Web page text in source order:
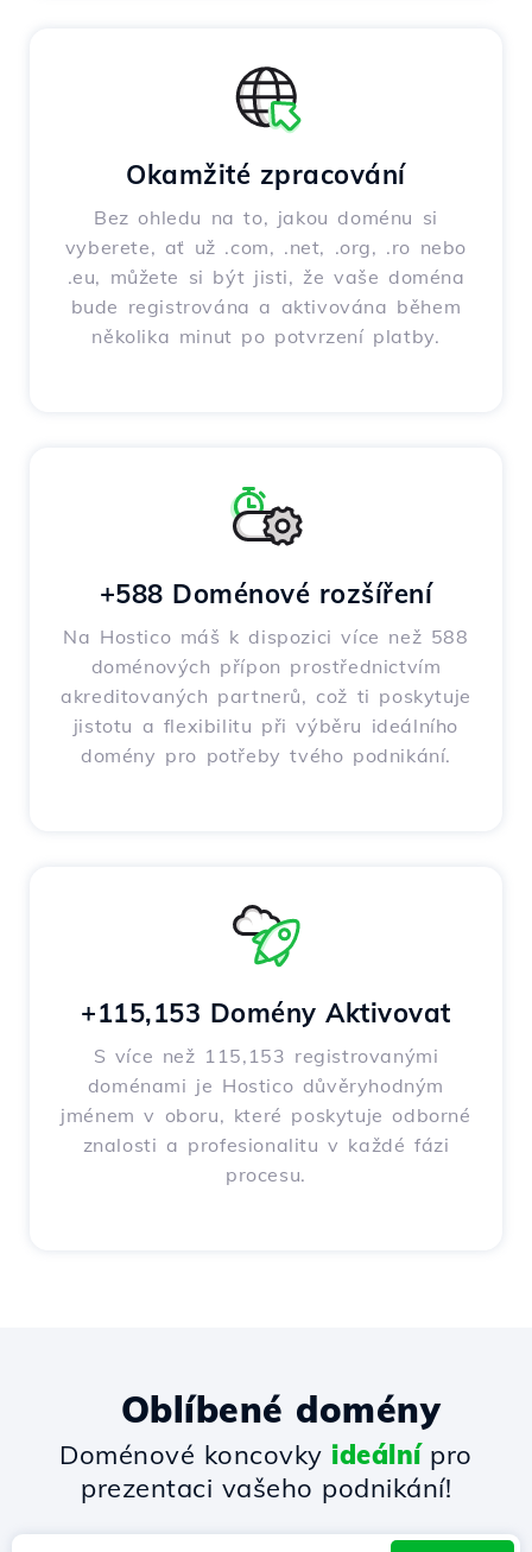
Okamžité zpracování
Bez ohledu na to, jakou doménu si
vyberete, ať už .com, .net, .org, .ro nebo
.eu, můžete si být jisti, že vaše doména
bude registrována a aktivována během
několika minut po potvrzení platby.
+588 Doménové rozšíření
Na Hostico máš k dispozici více než 588
doménových přípon prostřednictvím
akreditovaných partnerů, což ti poskytuje
jistotu a flexibilitu při výběru ideálního
domény pro potřeby tvého podnikání.
+115,153 Domény Aktivovat
S více než 115,153 registrovanými
doménami je Hostico důvěryhodným
jménem v oboru, které poskytuje odborné
znalosti a profesionalitu v každé fázi
procesu.
Oblíbené domény
Doménové koncovky ideálnípro
prezentaci vašeho podnikání!